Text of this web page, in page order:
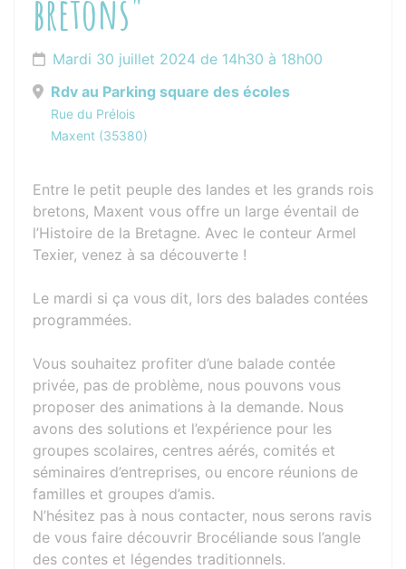
bretons"
Mardi 30 juillet 2024 de 14h30 à 18h00
Rdv au Parking square des écoles
Rue du Prélois
Maxent (35380)
Entre le petit peuple des landes et les grands rois
bretons, Maxent vous offre un large éventail de
l’Histoire de la Bretagne. Avec le conteur Armel
Texier, venez à sa découverte !
Le mardi si ça vous dit, lors des balades contées
programmées.
Vous souhaitez profiter d’une balade contée
privée, pas de problème, nous pouvons vous
proposer des animations à la demande. Nous
avons des solutions et l’expérience pour les
groupes scolaires, centres aérés, comités et
séminaires d’entreprises, ou encore réunions de
familles et groupes d’amis.
N’hésitez pas à nous contacter, nous serons ravis
de vous faire découvrir Brocéliande sous l’angle
des contes et légendes traditionnels.